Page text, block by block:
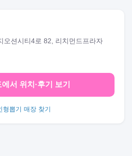
오션시티4로 82, 리치먼드프라자
에서 위치·후기 보기
뽑기 매장 찾기